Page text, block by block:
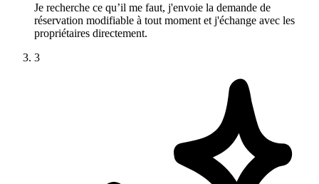
Je recherche ce qu’il me faut, j'envoie la demande de
réservation modifiable à tout moment et j'échange avec les
propriétaires directement.
3